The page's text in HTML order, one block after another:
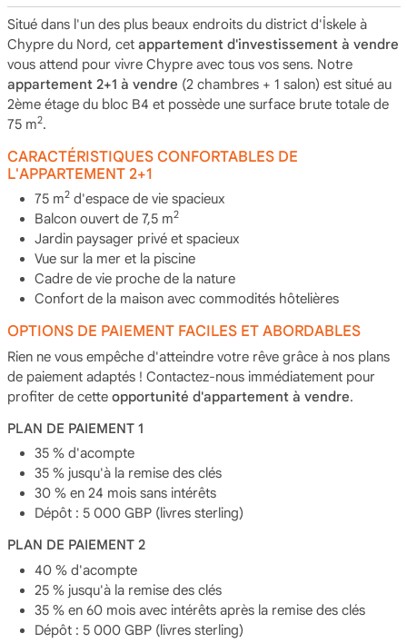
Situé dans l'un des plus beaux endroits du district d'İskele à
Chypre du Nord, cet appartement d'investissement à vendre
vous attend pour vivre Chypre avec tous vos sens. Notre
appartement 2+1 à vendre (2 chambres + 1 salon) est situé au
2ème étage du bloc B4 et possède une surface brute totale de
75 m2.
CARACTÉRISTIQUES CONFORTABLES DE
L'APPARTEMENT 2+1
75 m2d'espace de vie spacieux
Balcon ouvert de 7,5 m2
Jardin paysager privé et spacieux
Vue sur la mer et la piscine
Cadre de vie proche de la nature
Confort de la maison avec commodités hôtelières
OPTIONS DE PAIEMENT FACILES ET ABORDABLES
Rien ne vous empêche d'atteindre votre rêve grâce à nos plans
de paiement adaptés ! Contactez-nous immédiatement pour
profiter de cette opportunité d'appartement à vendre.
PLAN DE PAIEMENT 1
35 % d'acompte
35 % jusqu'à la remise des clés
30 % en 24 mois sans intérêts
Dépôt : 5 000 GBP (livres sterling)
PLAN DE PAIEMENT 2
40 % d'acompte
25 % jusqu'à la remise des clés
35 % en 60 mois avec intérêts après la remise des clés
Dépôt : 5 000 GBP (livres sterling)